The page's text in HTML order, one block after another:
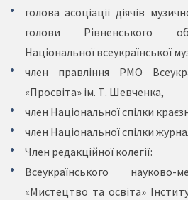
голова асоціації діячів
голови Рівненського
Національної всеукраїнської
член правління РМО
«Просвіта» ім. Т. Шевченка,
член Національної спілки
член Національної спілки
Член редакційної колегії:
Всеукраїнського науково-
«Мистецтво та освіта»